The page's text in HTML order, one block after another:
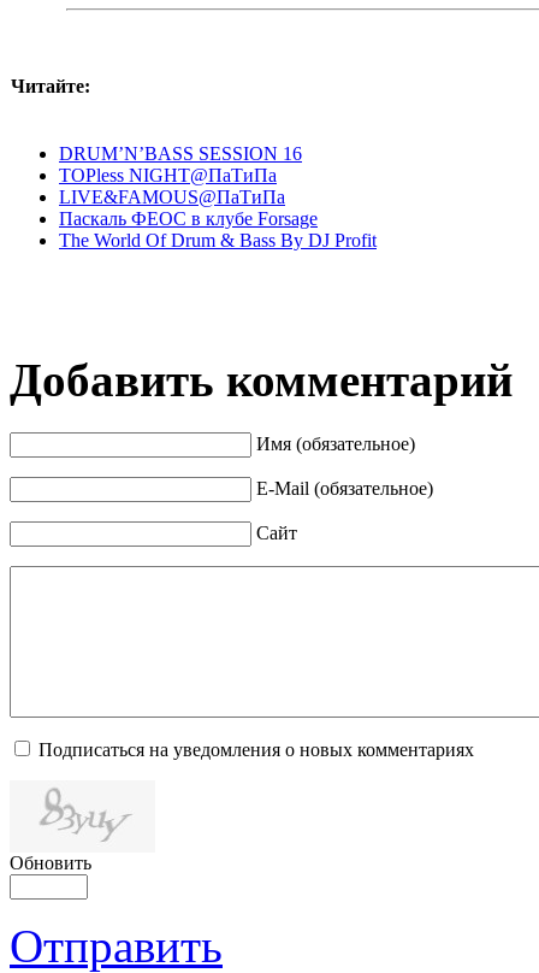
Читайте:
DRUM’N’BASS SESSION 16
TOPless NIGHT@ПаТиПа
LIVE&FAMOUS@ПаТиПа
Паскаль ФЕОС в клубе Forsage
The World Of Drum & Bass By DJ Profit
Добавить комментарий
Имя (обязательное)
E-Mail (обязательное)
Сайт
Подписаться на уведомления о новых комментариях
Обновить
Отправить